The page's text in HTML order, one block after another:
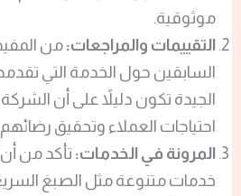
موثوقية.
التقييمات والمراجعات:من
السابقين حول الخدمة التي
الجيدة تكون دليلاً على أن
احتياجات العملاء وتحقيق
المرونة في الخدمات: تأكد من
خدمات متنوعة مثل الصبغ